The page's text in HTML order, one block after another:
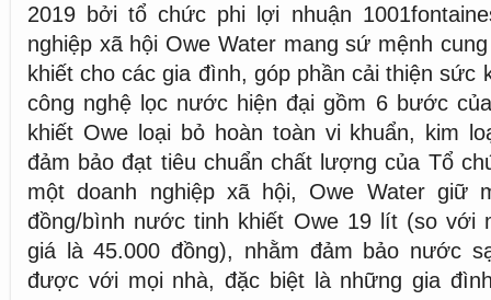
2019 bởi tổ chức phi lợi nhuận
nghiệp xã hội Owe Water mang sứ mệnh
khiết cho các gia đình, góp phần cải thiện sức
công nghệ lọc nước hiện đại gồm 6 bước
khiết Owe loại bỏ hoàn toàn vi khuẩn, kim
đảm bảo đạt tiêu chuẩn chất lượng của Tổ
một doanh nghiệp xã hội, Owe Water giữ
đồng/bình nước tinh khiết Owe 19 lít (so với
giá là 45.000 đồng), nhằm đảm bảo nước
được với mọi nhà, đặc biệt là những gia